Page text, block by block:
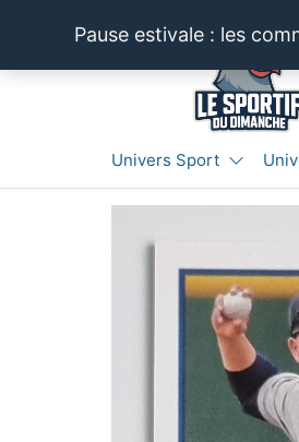
contenu
Pause estivale : les
LE SPORTIF
DU
et
produits
autour
Univers Sport